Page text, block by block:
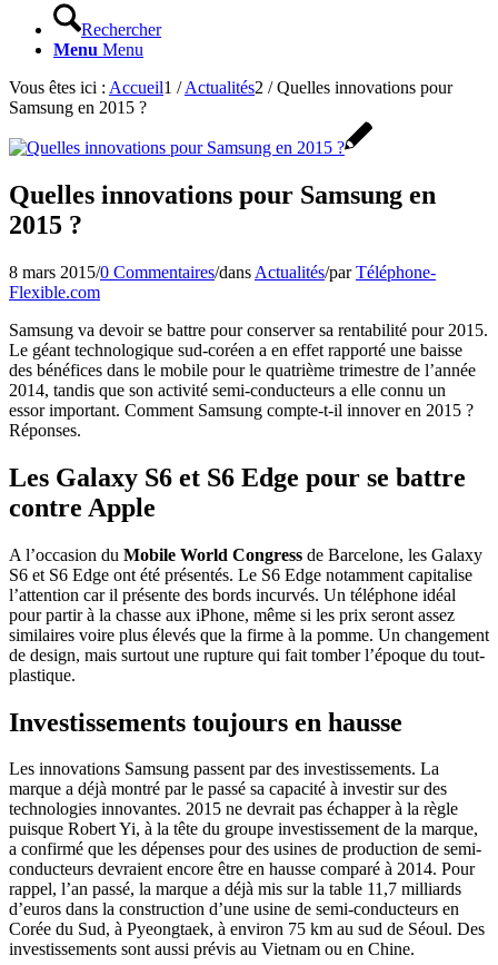
Rechercher
Menu Menu
Vous êtes ici : Accueil1 / Actualités2 / Quelles innovations pour
Samsung en 2015 ?
Quelles innovations pour Samsung en
2015 ?
8 mars 2015/0 Commentaires/dans Actualités/parTéléphone-
Flexible.com
Samsung va devoir se battre pour conserver sa rentabilité pour 2015.
Le géant technologique sud-coréen a en effet rapporté une baisse
des bénéfices dans le mobile pour le quatrième trimestre de l’année
2014, tandis que son activité semi-conducteurs a elle connu un
essor important. Comment Samsung compte-t-il innover en 2015 ?
Réponses.
Les Galaxy S6 et S6 Edge pour se battre
contre Apple
A l’occasion du Mobile World Congress de Barcelone, les Galaxy
S6 et S6 Edge ont été présentés. Le S6 Edge notamment capitalise
l’attention car il présente des bords incurvés. Un téléphone idéal
pour partir à la chasse aux iPhone, même si les prix seront assez
similaires voire plus élevés que la firme à la pomme. Un changement
de design, mais surtout une rupture qui fait tomber l’époque du tout-
plastique.
Investissements toujours en hausse
Les innovations Samsung passent par des investissements. La
marque a déjà montré par le passé sa capacité à investir sur des
technologies innovantes. 2015 ne devrait pas échapper à la règle
puisque Robert Yi, à la tête du groupe investissement de la marque,
a confirmé que les dépenses pour des usines de production de semi-
conducteurs devraient encore être en hausse comparé à 2014. Pour
rappel, l’an passé, la marque a déjà mis sur la table 11,7 milliards
d’euros dans la construction d’une usine de semi-conducteurs en
Corée du Sud, à Pyeongtaek, à environ 75 km au sud de Séoul. Des
investissements sont aussi prévis au Vietnam ou en Chine.